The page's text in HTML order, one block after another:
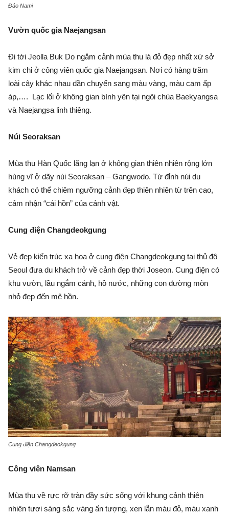
Đảo Nami
Vườn quốc gia Naejangsan
Đi tới Jeolla Buk Do ngắm cảnh mùa thu lá đỏ đẹp nhất xứ sở
kim chi ở công viên quốc gia Naejangsan. Nơi có hàng trăm
loài cây khác nhau dần chuyển sang màu vàng, màu cam ấp
áp,…. Lạc lối ở không gian bình yên tại ngôi chùa Baekyangsa
và Naejangsa linh thiêng.
Núi Seoraksan
Mùa thu Hàn Quốc lãng lạn ở không gian thiên nhiên rộng lớn
hùng vĩ ở dãy núi Seoraksan – Gangwodo. Từ đỉnh núi du
khách có thể chiêm ngưỡng cảnh đẹp thiên nhiên từ trên cao,
cảm nhận “cái hồn” của cảnh vật.
Cung điện Changdeokgung
Vẻ đẹp kiến trúc xa hoa ở cung điện Changdeokgung tại thủ đô
Seoul đưa du khách trở về cảnh đẹp thời Joseon. Cung điện có
khu vườn, lầu ngắm cảnh, hồ nước, những con đường mòn
nhỏ đẹp đến mê hồn.
Cung điện Changdeokgung
Công viên Namsan
Mùa thu về rực rỡ tràn đầy sức sống với khung cảnh thiên
nhiên tươi sáng sắc vàng ấn tượng, xen lẫn màu đỏ, màu xanh